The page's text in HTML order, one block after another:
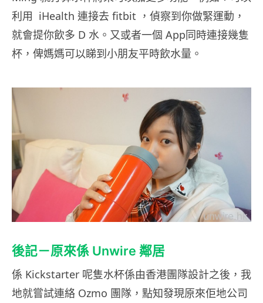
利用 iHealth 連接去 fitbit ，偵察到你做緊運動，
就會提你飲多 D 水。又或者一個 App同時連接幾隻
杯，俾媽媽可以睇到小朋友平時飲水量。
後記－原來係 Unwire 鄰居
係 Kickstarter 呢隻水杯係由香港團隊設計之後，我
地就嘗試連絡 Ozmo 團隊，點知發現原來佢地公司